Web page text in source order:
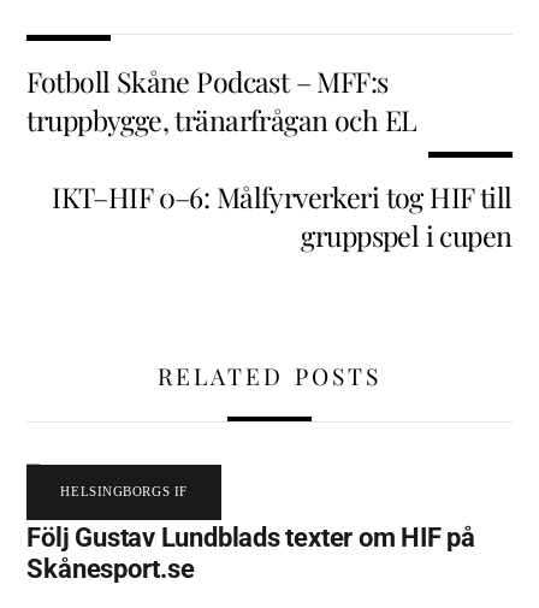
Fotboll Skåne Podcast – MFF:s
truppbygge, tränarfrågan och EL
IKT–HIF 0–6: Målfyrverkeri tog HIF till
gruppspel i cupen
RELATED POSTS
HELSINGBORGS IF
Följ Gustav Lundblads texter om HIF på
Skånesport.se